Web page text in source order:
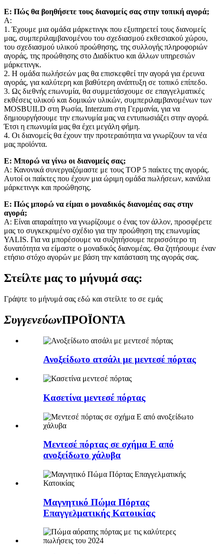
Ε: Πώς θα βοηθήσετε τους διανομείς σας στην τοπική αγορά;
A:
1. Έχουμε μια ομάδα μάρκετινγκ που εξυπηρετεί τους διανομείς
μας, συμπεριλαμβανομένου του σχεδιασμού εκθεσιακού χώρου,
του σχεδιασμού υλικού προώθησης, της συλλογής πληροφοριών
αγοράς, της προώθησης στο Διαδίκτυο και άλλων υπηρεσιών
μάρκετινγκ.
2. Η ομάδα πωλήσεών μας θα επισκεφθεί την αγορά για έρευνα
αγοράς, για καλύτερη και βαθύτερη ανάπτυξη σε τοπικό επίπεδο.
3. Ως διεθνής επωνυμία, θα συμμετάσχουμε σε επαγγελματικές
εκθέσεις υλικού και δομικών υλικών, συμπεριλαμβανομένων των
MOSBUILD στη Ρωσία, Interzum στη Γερμανία, για να
δημιουργήσουμε την επωνυμία μας να εντυπωσιάζει στην αγορά.
Έτσι η επωνυμία μας θα έχει μεγάλη φήμη.
4. Οι διανομείς θα έχουν την προτεραιότητα να γνωρίζουν τα νέα
μας προϊόντα.
Ε: Μπορώ να γίνω οι διανομείς σας;
Α: Κανονικά συνεργαζόμαστε με τους TOP 5 παίκτες της αγοράς.
Αυτοί οι παίκτες που έχουν μια ώριμη ομάδα πωλήσεων, κανάλια
μάρκετινγκ και προώθησης.
Ε: Πώς μπορώ να είμαι ο μοναδικός διανομέας σας στην
αγορά;
Α: Είναι απαραίτητο να γνωρίζουμε ο ένας τον άλλον, προσφέρετε
μας το συγκεκριμένο σχέδιο για την προώθηση της επωνυμίας
YALIS. Για να μπορέσουμε να συζητήσουμε περισσότερο τη
δυνατότητα να είμαστε ο μοναδικός διανομέας. Θα ζητήσουμε έναν
ετήσιο στόχο αγορών με βάση την κατάσταση της αγοράς σας.
Στείλτε μας το μήνυμά σας:
Γράψτε το μήνυμά σας εδώ και στείλτε το σε εμάς
ΣυγγενεύωνΠΡΟΪΟΝΤΑ
Ανοξείδωτο ατσάλι με μεντεσέ πόρτας
Κασετίνα μεντεσέ πόρτας
Μεντεσέ πόρτας σε σχήμα Ε από
ανοξείδωτο χάλυβα
Μαγνητικό Πώμα Πόρτας
Επαγγελματικής Κατοικίας